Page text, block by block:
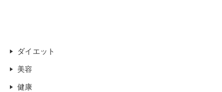
ダイエット
美容
健康